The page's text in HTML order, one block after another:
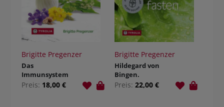
Brigitte Pregenzer
Das
Immunsystem
stärken mit
Preis: 18,00 €
Brigitte Pregenzer
Hildegard von
Bingen.
Einfach fasten
Preis: 22,00 €